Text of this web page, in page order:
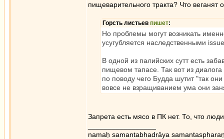
пищеварительного тракта? Что
Горсть листьев пишет:
Но проблемы могут возникать
усугубляется наследственными
В одной из палийских сутт есть
пищевом тапасе. Так вот из
по поводу чего Будда шутит "так
вовсе не взращиванием ума они
Запрета есть мясо в ПК нет. То, что
namaḥ samantabhadrāya